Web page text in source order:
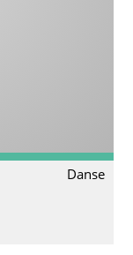
Danse